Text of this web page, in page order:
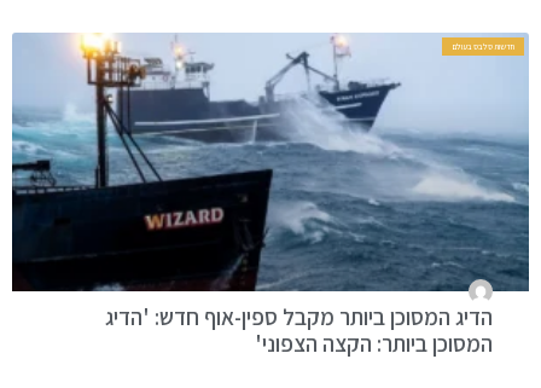
חדשות סלבס בעולם
הדיג המסוכן ביותר מקבל ספין-אוף חדש: 'הדיג
המסוכן ביותר: הקצה הצפוני'